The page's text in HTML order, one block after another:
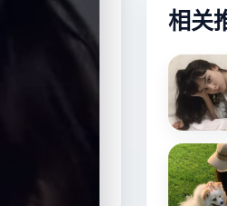
相关